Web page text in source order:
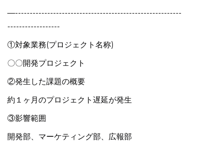
—---------------------------------------------------------
------------------
①対象業務(プロジェクト名称)
〇〇開発プロジェクト
②発生した課題の概要
約１ヶ月のプロジェクト遅延が発生
③影響範囲
開発部、マーケティング部、広報部